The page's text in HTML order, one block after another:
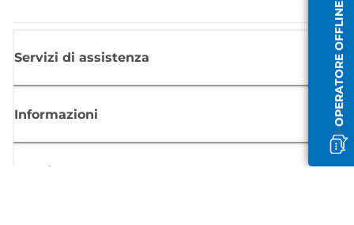
OPERATORE OFFLINE
Servizi di assistenza
Informazioni
Acquisto